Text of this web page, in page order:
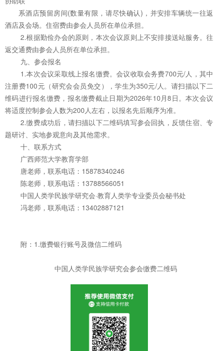
系酒店预留房间(数量有限，请尽快确认)，并安排车辆统一往返
酒店及会场。住宿费由参会人员所在单位承担。
2.根据勤俭办会的原则，本次会议原则上不安排接送站服务。往
返交通费由参会人员所在单位承担。
九、参会报名
1.本次会议采取线上报名缴费。会议收取会务费700元/人，其中
注册费100元（研究会会员免交），学生为350元/人。请扫描以下二
维码进行报名缴费，报名缴费截止日期为2026年10月8日。本次会议
将适度控制参会人数为200人左右，以报名先后顺序为准。
2.缴费成功后，请扫描以下二维码填写参会回执，反馈住宿、专
题研讨、实地参观意向及其他需求。
十、联系方式
广西师范大学教育学部
唐老师，联系电话：15878340246
陈老师，联系电话：13788566051
中国人类学民族学研究会·教育人类学专业委员会秘书处
冯老师，联系电话：13402887121
附：1.缴费银行账号及微信二维码
中国人类学民族学研究会参会缴费二维码